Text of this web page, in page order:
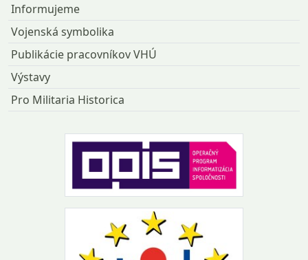
Informujeme
Vojenská symbolika
Publikácie pracovníkov VHÚ
Výstavy
Pro Militaria Historica